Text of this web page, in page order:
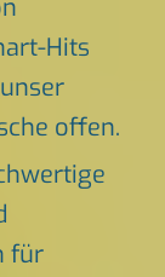
Hits
offen.
für